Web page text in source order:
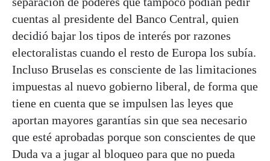
cuentas al presidente del Banco Central, quien
decidió bajar los tipos de interés por razones
electoralistas cuando el resto de Europa los subía.
Incluso Bruselas es consciente de las limitaciones
impuestas al nuevo gobierno liberal, de forma que
tiene en cuenta que se impulsen las leyes que
aportan mayores garantías sin que sea necesario
que esté aprobadas porque son conscientes de que
Duda va a jugar al bloqueo para que no pueda